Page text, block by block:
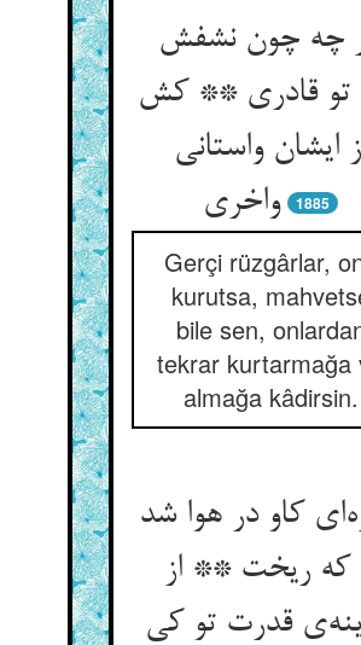
چه چون نشفش
تو قادری ** کش
ایشان واستانی
1885
Gerçi rüzgârlar,
kurutsa,
bile sen,
tekrar kurtarmağa
almağa kâdirsin.
کاو در هوا شد
که ریخت ** از
قدرت تو کی